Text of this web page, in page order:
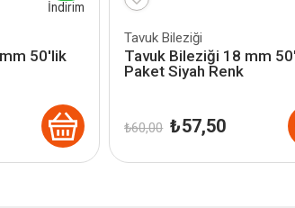
İndirim
50'lik
Tavuk Bileziği
Tavuk Bileziği 18 mm
Paket Siyah Renk
₺60,00 Orijinal
fiyat:
₺57,50Şu